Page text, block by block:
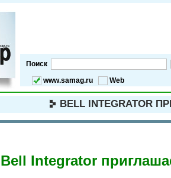
Поиск
www.samag.ru Web
BELL
Bell Integrator